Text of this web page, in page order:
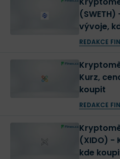
(SWETH) - Kurz, cena, graf
vývoje,
REDAKCE
Kurz,
koupit
REDAKCE
(XIDO) - Kurz, cena, graf vývoje,
kde